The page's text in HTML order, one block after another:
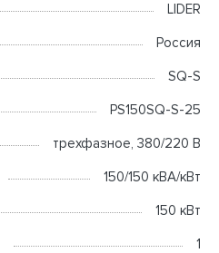
LIDER
Россия
SQ-S
PS150SQ-S-25
трехфазное, 380/220 В
150/150 кВА/кВт
150 кВт
1